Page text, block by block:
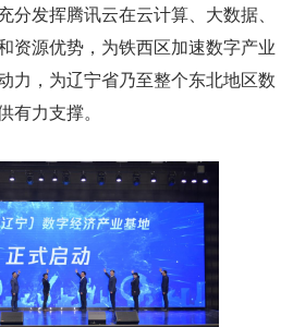
分发挥腾讯云在云计算、大数据、
资源优势，为铁西区加速数字产业
力，为辽宁省乃至整个东北地区数
力支撑。